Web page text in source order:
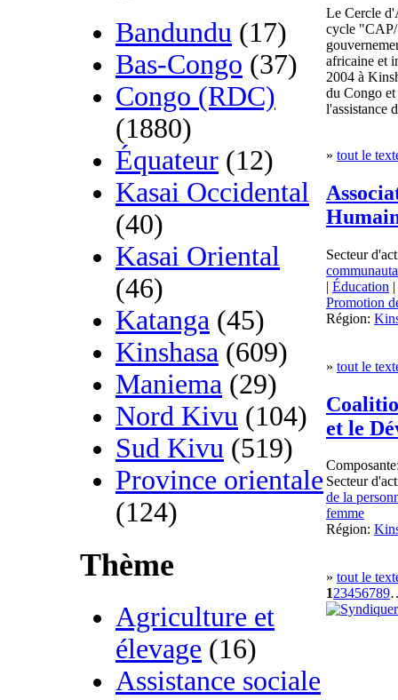
Bandundu (17)
Bas-Congo (37)
Congo (RDC)
(1880)
Équateur (12)
Kasai Occidental
(40)
Kasai Oriental
(46)
Katanga (45)
Kinshasa (609)
Maniema (29)
Nord Kivu (104)
Sud Kivu (519)
Province orientale
(124)
Thème
Agriculture et
élevage (16)
Assistance sociale
Le Cercle
cycle
africaine et
2004 à
du Congo
l'assistance
» tout le
Secteur
| Éducation |
Promotion
Région:
» tout le
et le
Secteur
de la
femme
Région:
» tout le
123456789